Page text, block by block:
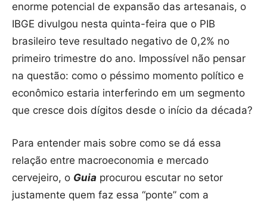
enorme potencial de expansão das artesanais, o
IBGE divulgou nesta quinta-feira que o PIB
brasileiro teve resultado negativo de 0,2% no
primeiro trimestre do ano. Impossível não pensar
na questão: como o péssimo momento político e
econômico estaria interferindo em um segmento
que cresce dois dígitos desde o início da década?
Para entender mais sobre como se dá essa
relação entre macroeconomia e mercado
cervejeiro, o Guia procurou escutar no setor
justamente quem faz essa “ponte” com a